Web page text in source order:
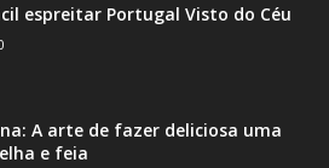
espreitar Portugal Visto do Céu
A arte de fazer deliciosa uma
e feia